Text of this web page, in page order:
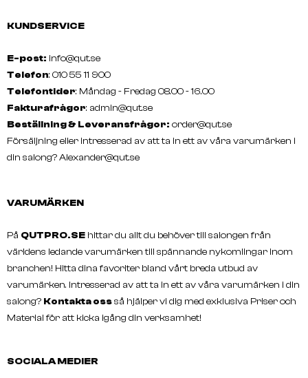
KUNDSERVICE
E-post: info@qut.se
Telefon: 010 55 11 900
Telefontider: Måndag - Fredag 08.00 - 16.00
Fakturafrågor: admin@qut.se
Beställning & Leveransfrågor: order@qut.se
Försäljning eller intresserad av att ta in ett av våra varumärken i
din salong?Alexander@qut.se
VARUMÄRKEN
På QUTPRO.SE hittar du allt du behöver till salongen från
världens ledande varumärken till spännande nykomlingar inom
branchen! Hitta dina favoriter bland vårt breda utbud av
varumärken. Intresserad av att ta in ett av våra varumärken i din
salong? Kontakta ossså hjälper vi dig med exklusiva Priser och
Material för att kicka igång din verksamhet!
SOCIALA MEDIER